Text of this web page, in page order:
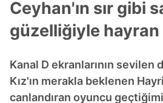
Ceyhan'ın sır gibi
güzelliğiyle hayran
Kanal D ekranlarının sevilen
Kız'ın merakla beklenen
canlandıran oyuncu